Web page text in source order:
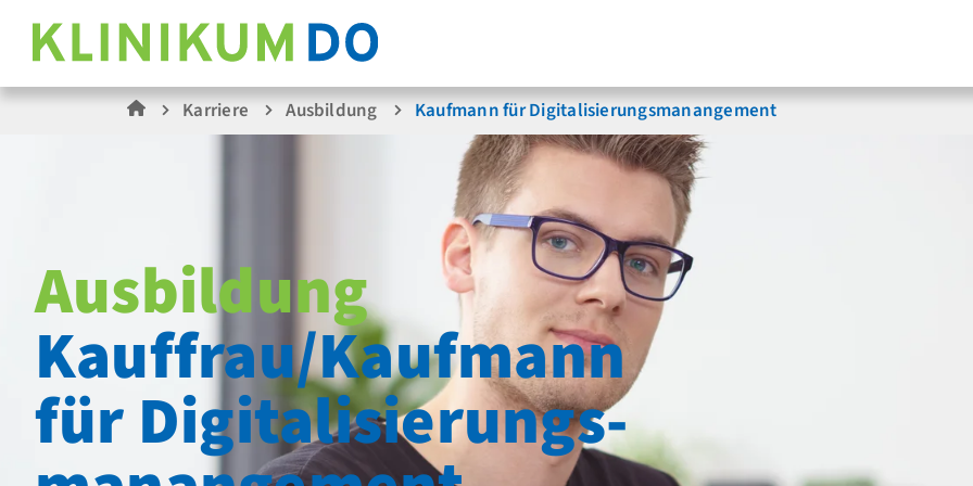
Karriere Ausbildung Kaufmann für Digitalisierungs­manangement
Ausbildung
Kauffrau/­Kaufmann
für Digitalisierungs­